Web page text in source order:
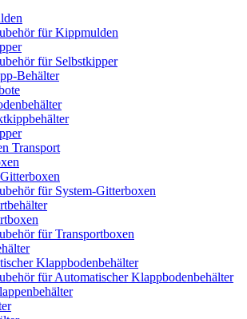
für Kippmulden
für Selbstkipper
Behälter
Transport
für System-Gitterboxen
für Transportboxen
Klappbodenbehälter
für Automatischer Klappbodenbehälter